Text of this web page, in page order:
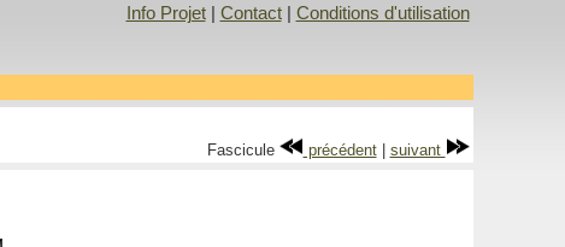
Info Projet| Contact| Conditions d'utilisation
Fascicule précédent| suivant